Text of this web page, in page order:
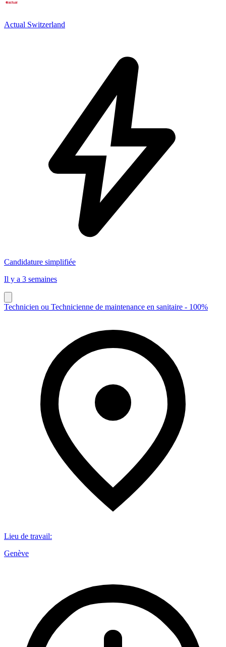
Actual Switzerland
Candidature simplifiée
Il y a 3 semaines
Technicien ou Technicienne de maintenance en sanitaire - 100%
Lieu de travail:
Genève